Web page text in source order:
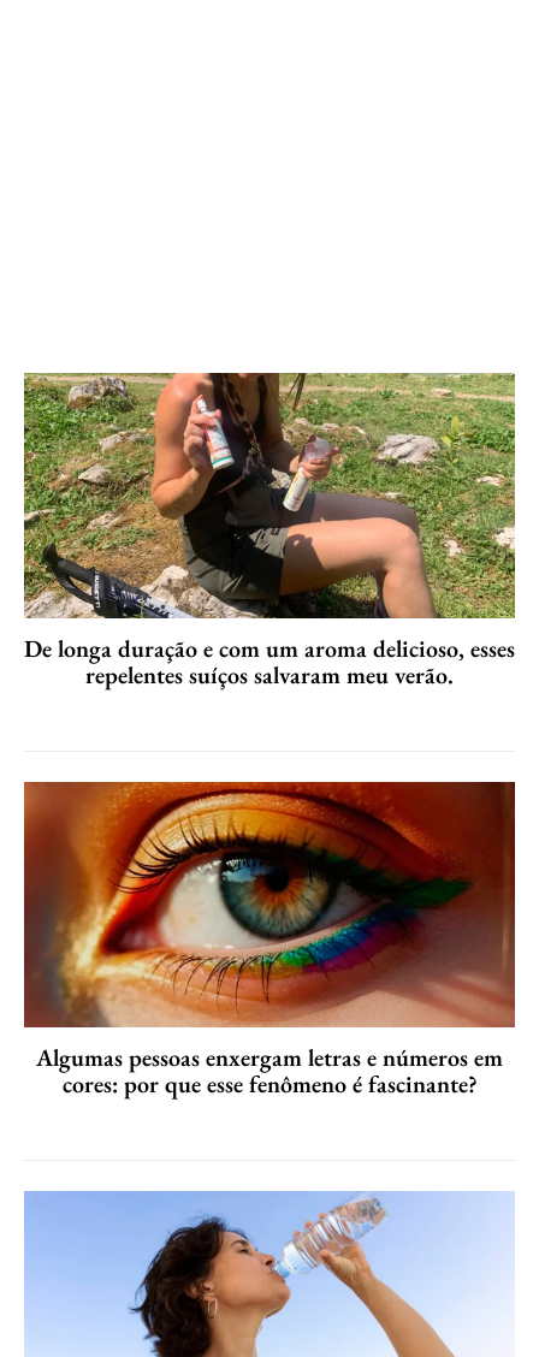
De longa duração e com um aroma delicioso, esses
repelentes suíços salvaram meu verão.
Algumas pessoas enxergam letras e números em
cores: por que esse fenômeno é fascinante?